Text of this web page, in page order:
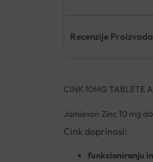
Recenzije Proizvoda
CINK 10MG TABLETE
Jamieson Zinc 10 mg d
Cink doprinosi:
funkcioniranju